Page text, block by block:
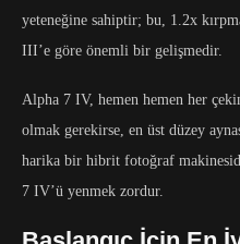
yeteneğine sahiptir; bu, 1.2x
III’e göre önemli bir gelişmedir.
Alpha 7 IV, hemen hemen her
olmak gerekirse, en üst düzey
harika bir hibrit fotoğraf
7 IV’ü yenmek zordur.